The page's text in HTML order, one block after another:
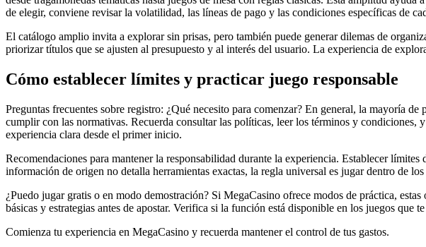
de elegir, conviene revisar la volatilidad, las líneas de pago y las condiciones específicas de
El catálogo amplio invita a explorar sin prisas, pero también puede generar dilemas de
priorizar títulos que se ajusten al presupuesto y al interés del usuario. La experiencia de
Cómo establecer límites y practicar juego responsable
Preguntas frecuentes sobre registro: ¿Qué necesito para comenzar? En general, la mayoría
cumplir con las normativas. Recuerda consultar las políticas, leer los términos y condiciones,
experiencia clara desde el primer inicio.
Recomendaciones para mantener la responsabilidad durante la experiencia. Establecer
información de origen no detalla herramientas exactas, la regla universal es jugar dentro de
¿Puedo jugar gratis o en modo demostración? Si MegaCasino ofrece modos de práctica,
básicas y estrategias antes de apostar. Verifica si la función está disponible en los juegos que
Comienza tu experiencia en MegaCasino y recuerda mantener el control de tus gastos.